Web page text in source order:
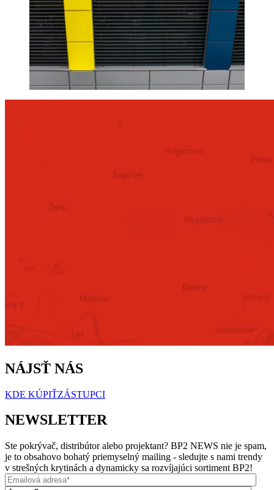
NÁJSŤ NÁS
KDE KÚPIŤZÁSTUPCI
NEWSLETTER
Ste pokrývač, distribútor alebo projektant? BP2 NEWS nie je spam,
je to obsahovo bohatý priemyselný mailing - sledujte s nami trendy
v strešných krytinách a dynamicky sa rozvíjajúci sortiment BP2!